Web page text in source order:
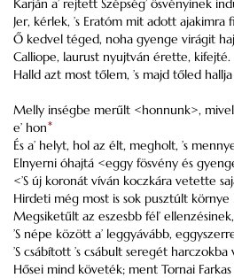
Karján a’ rejtett Szépség’ ösvényinek
Jer, kérlek, ’s Eratóm mit adott ajakimra
Ő kedvel téged, noha gyenge virágit
Calliope, laurust nyujtván érette, kifejté.
Halld azt most tőlem, ’s majd tőled
Melly inségbe merűlt <honnunk>, mivel
e’ hon*
És a’ helyt, hol az élt, megholt, ’s
Elnyerni óhajtá <eggy fösvény és
<’S új koronát víván koczkára vetette
Hirdeti még most is sok pusztúlt környe
Megsiketűlt az eszesbb fél’
’S népe között a’ leggyávább,
’S csábított ’s csábult seregét
Hősei mind követék; ment Tornai Farkas